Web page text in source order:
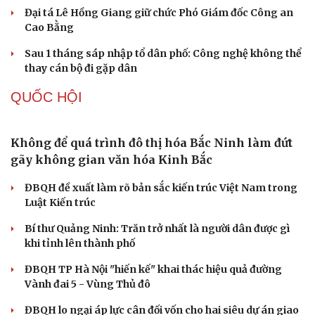
Bắt giữ người phụ nữ giả danh công an lừa đảo "chạy
án" 400 triệu đồng
Tạm giữ hình sự người đàn ông đạp ngã chồng cũ của
bạn gái giữa đường
Cha dượng đánh đập, bắt bé gái 11 tuổi ở Đồng Nai quỳ
đến 1h sáng
Hồng)
TỔ CHỨC NHÂN SỰ
hành chính - chính trị tỉnh
Cà Mau bổ nhiệm 3 phó giám đốc sở
Bổ nhiệm 2 Thứ trưởng Bộ Ngoại giao